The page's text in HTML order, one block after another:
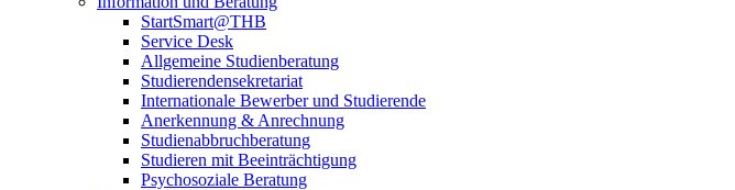
StartSmart@THB
Service Desk
Allgemeine Studienberatung
Studierendensekretariat
Internationale Bewerber und Studierende
Anerkennung & Anrechnung
Studienabbruchberatung
Studieren mit Beeinträchtigung
Psychosoziale Beratung